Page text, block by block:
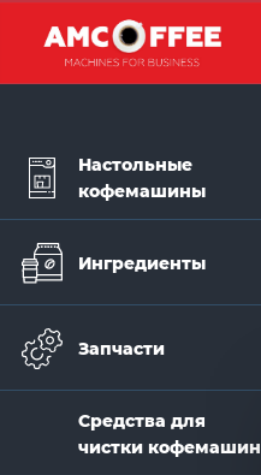
Настольные
кофемашины
Ингредиенты
Запчасти
Средства для
чистки кофемашин